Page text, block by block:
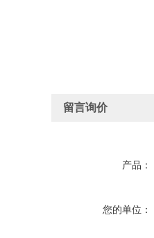
留言询价
产品：
您的单位：